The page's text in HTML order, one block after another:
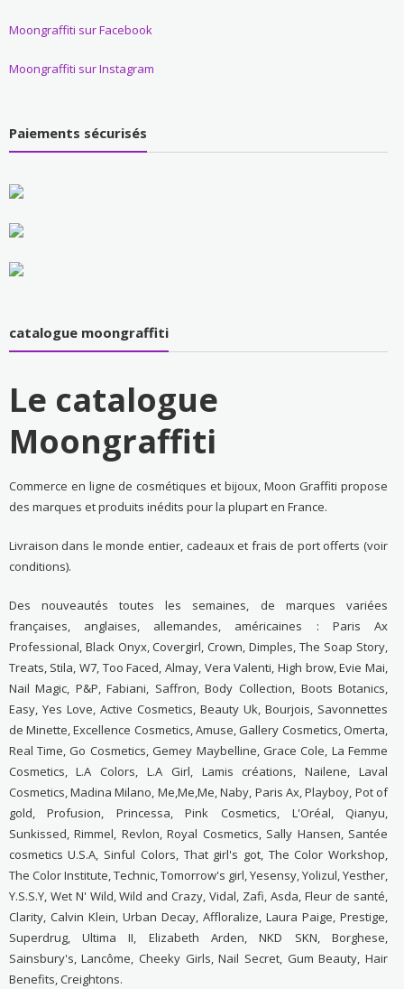
Moongraffiti sur Facebook
Moongraffiti sur Instagram
Paiements sécurisés
catalogue moongraffiti
Le catalogue
Moongraffiti
Commerce en ligne de cosmétiques et bijoux, Moon Graffiti propose
des marques et produits inédits pour la plupart en France.
Livraison dans le monde entier, cadeaux et frais de port offerts (voir
conditions).
Des nouveautés toutes les semaines, de marques variées
françaises, anglaises, allemandes, américaines : Paris Ax
Professional, Black Onyx, Covergirl, Crown, Dimples, The Soap Story,
Treats, Stila, W7, Too Faced, Almay, Vera Valenti, High brow, Evie Mai,
Nail Magic, P&P, Fabiani, Saffron, Body Collection, Boots Botanics,
Easy, Yes Love, Active Cosmetics, Beauty Uk, Bourjois, Savonnettes
de Minette, Excellence Cosmetics, Amuse, Gallery Cosmetics, Omerta,
Real Time, Go Cosmetics, Gemey Maybelline, Grace Cole, La Femme
Cosmetics, L.A Colors, L.A Girl, Lamis créations, Nailene, Laval
Cosmetics, Madina Milano, Me,Me,Me, Naby, Paris Ax, Playboy, Pot of
gold, Profusion, Princessa, Pink Cosmetics, L'Oréal, Qianyu,
Sunkissed, Rimmel, Revlon, Royal Cosmetics, Sally Hansen, Santée
cosmetics U.S.A, Sinful Colors, That girl's got, The Color Workshop,
The Color Institute, Technic, Tomorrow's girl, Yesensy, Yolizul, Yesther,
Y.S.S.Y, Wet N' Wild, Wild and Crazy, Vidal, Zafi, Asda, Fleur de santé,
Clarity, Calvin Klein, Urban Decay, Affloralize, Laura Paige, Prestige,
Superdrug, Ultima II, Elizabeth Arden, NKD SKN, Borghese,
Sainsbury's, Lancôme, Cheeky Girls, Nail Secret, Gum Beauty, Hair
Benefits, Creightons.